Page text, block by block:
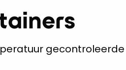
gecontroleerde